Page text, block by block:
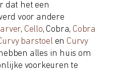
dat het een
voor andere
, Cello, Cobra, Cobra
barstoelen Curvy
alles in huis om
voorkeuren te